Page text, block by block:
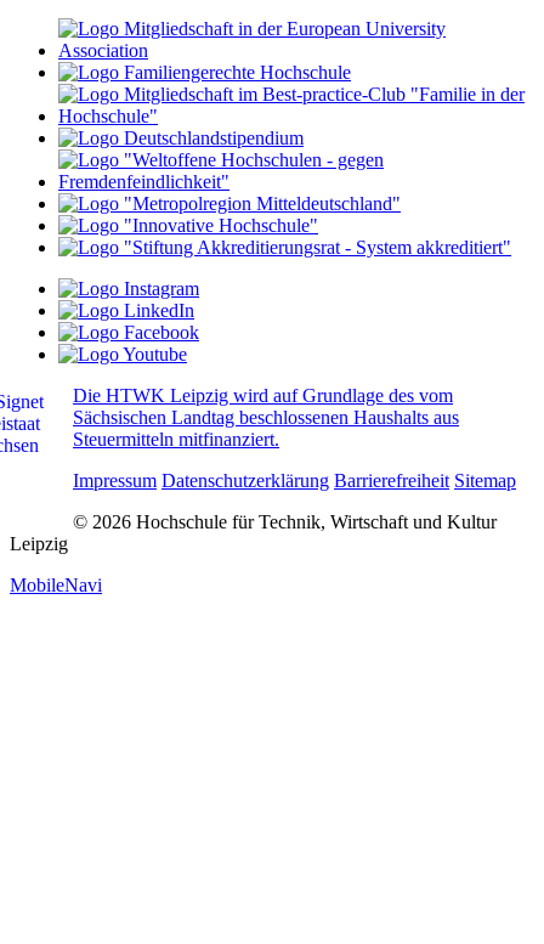
Die HTWK Leipzig wird auf Grundlage des vom
Sächsischen Landtag beschlossenen Haushalts aus
Steuermitteln mitfinanziert.
Impressum Datenschutzerklärung Barrierefreiheit Sitemap
© 2026 Hochschule für Technik, Wirtschaft und Kultur
Leipzig
MobileNavi